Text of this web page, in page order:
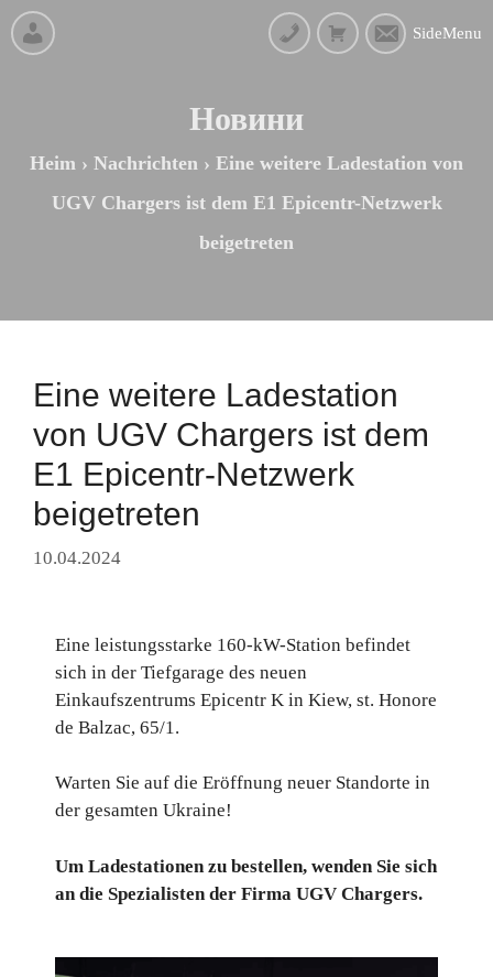
SideMenu
Новини
Heim › Nachrichten › Eine weitere Ladestation von
UGV Chargers ist dem Е1 Epicentr-Netzwerk
beigetreten
Eine weitere Ladestation
von UGV Chargers ist dem
Е1 Epicentr-Netzwerk
beigetreten
10.04.2024
Eine leistungsstarke 160-kW-Station befindet
sich in der Tiefgarage des neuen
Einkaufszentrums Epicentr K in Kiew, st. Honore
de Balzac, 65/1.
Warten Sie auf die Eröffnung neuer Standorte in
der gesamten Ukraine!
Um Ladestationen zu bestellen, wenden Sie sich
an die Spezialisten der Firma UGV Chargers.